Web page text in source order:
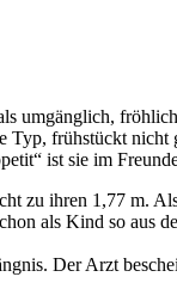
umgänglich,
frühstückt nicht
ist sie im
zu ihren 1,77 m.
als Kind so aus
Der Arzt